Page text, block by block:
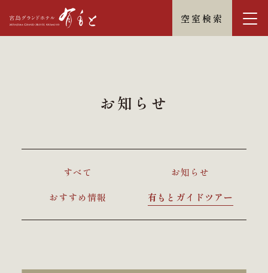
空室検索
お知らせ
すべて
お知らせ
おすすめ情報
有もとガイドツアー